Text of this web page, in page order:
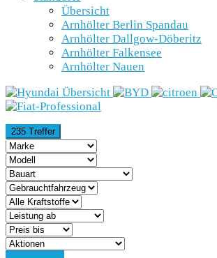
Übersicht
Arnhölter Berlin Spandau
Arnhölter Dallgow-Döberitz
Arnhölter Falkensee
Arnhölter Nauen
235 Treffer